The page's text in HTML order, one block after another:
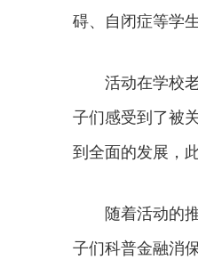
碍、自闭症等学
活动在学校老
子们感受到了被
到全面的发展，
随着活动的推
子们科普金融消